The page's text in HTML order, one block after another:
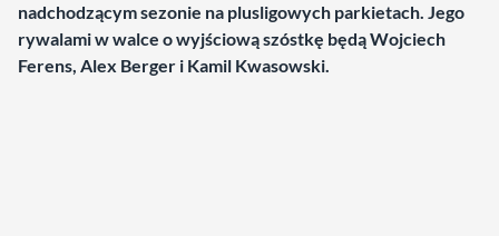
nadchodzącym sezonie na plusligowych parkietach. Jego
rywalami w walce o wyjściową szóstkę będą Wojciech
Ferens, Alex Berger i Kamil Kwasowski.